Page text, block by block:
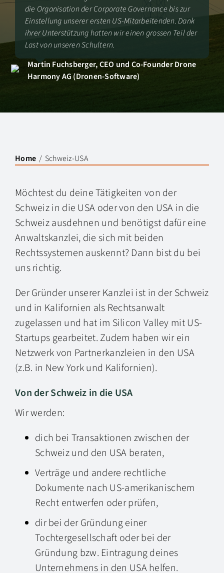
die Organisation der Corporate Governance bis zur
Einstellung unserer ersten US-Mitarbeitenden. Dank
ihrer Unterstützung hatten wir einen grossen Teil der
Last von unseren Schultern.
Martin Fuchsberger, CEO und Co-Founder Drone
Harmony AG (Dronen-Software)
Home Schweiz-USA
Möchtest du deine Tätigkeiten von der
Schweiz in die USA oder von den USA in die
Schweiz ausdehnen und benötigst dafür eine
Anwaltskanzlei, die sich mit beiden
Rechtssystemen auskennt? Dann bist du bei
uns richtig.
Der Gründer unserer Kanzlei ist in der Schweiz
und in Kalifornien als Rechtsanwalt
zugelassen und hat im Silicon Valley mit US-
Startups gearbeitet. Zudem haben wir ein
Netzwerk von Partnerkanzleien in den USA
(z.B. in New York und Kalifornien).
Von der Schweiz in die USA
Wir werden:
dich bei Transaktionen zwischen der
Schweiz und den USA beraten,
Verträge und andere rechtliche
Dokumente nach US-amerikanischem
Recht entwerfen oder prüfen,
dir bei der Gründung einer
Tochtergesellschaft oder bei der
Gründung bzw. Eintragung deines
Unternehmens in den USA helfen.